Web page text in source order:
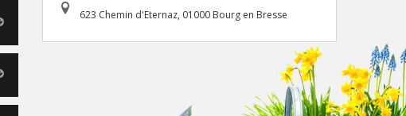
623 Chemin d'Eternaz, 01000 Bourg en Bresse